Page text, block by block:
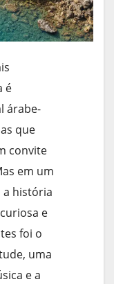
é
árabe-
que
convite
em um
a história
e
foi o
uma
e a